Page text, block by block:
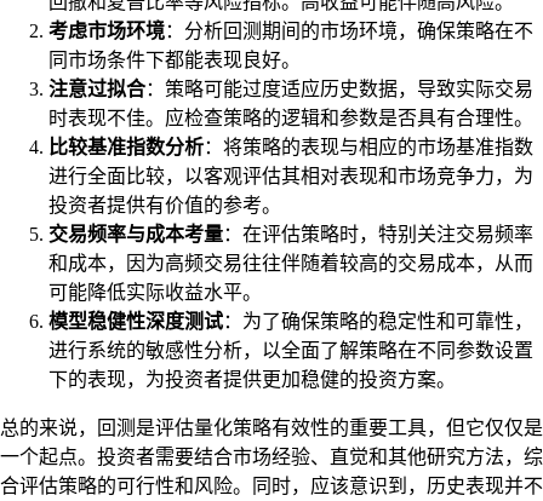
考虑市场环境：分析回测期间的市场环境，确保策略在不
同市场条件下都能表现良好。
注意过拟合：策略可能过度适应历史数据，导致实际交易
时表现不佳。应检查策略的逻辑和参数是否具有合理性。
比较基准指数分析：将策略的表现与相应的市场基准指数
进行全面比较，以客观评估其相对表现和市场竞争力，为
投资者提供有价值的参考。
交易频率与成本考量：在评估策略时，特别关注交易频率
和成本，因为高频交易往往伴随着较高的交易成本，从而
可能降低实际收益水平。
模型稳健性深度测试：为了确保策略的稳定性和可靠性，
进行系统的敏感性分析，以全面了解策略在不同参数设置
下的表现，为投资者提供更加稳健的投资方案。
总的来说，回测是评估量化策略有效性的重要工具，但它仅仅是
一个起点。投资者需要结合市场经验、直觉和其他研究方法，综
合评估策略的可行性和风险。同时，应该意识到，历史表现并不